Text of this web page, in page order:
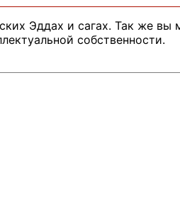
Эддах и сагах. Так же вы
собственности.